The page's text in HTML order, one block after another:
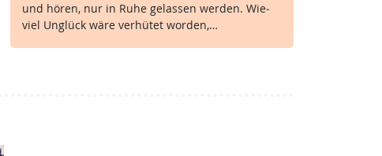
und hö­ren, nur in Ru­he ge­las­sen wer­den. Wie­
viel Un­glück wä­re ver­hü­tet wor­den,…